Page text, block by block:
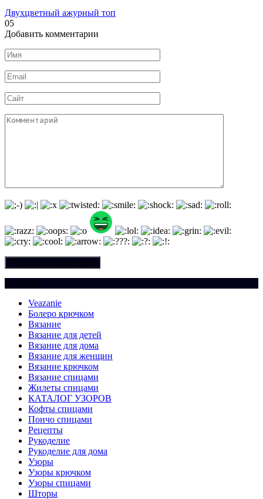
Двухцветный ажурный топ
05
Добавить комментарии
Имя
*
Email
*
Сайт
Комментарий
Рубрики
Veazanie
Болеро крючком
Вязание
Вязание для детей
Вязание для дома
Вязание для женщин
Вязание крючком
Вязание спицами
Жилеты спицами
КАТАЛОГ УЗОРОВ
Кофты спицами
Пончо спицами
Рецепты
Рукоделие
Рукоделие для дома
Узоры
Узоры крючком
Узоры спицами
Шторы